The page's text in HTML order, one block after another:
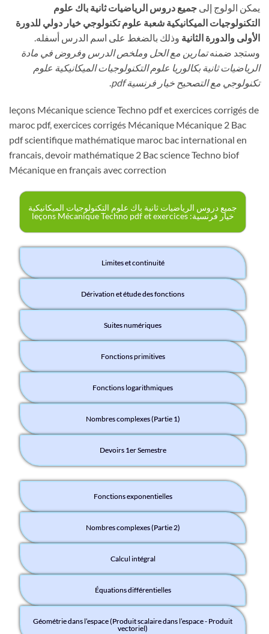
يمكن الولوج إلى جميع دروس الرياضيات ثانية باك علوم
التكنولوجيات الميكانيكية شعبة علوم تكنولوجي خيار دولي للدورة
الأولى والدورة الثانية وذلك بالضغط على اسم الدرس أسفله.
وستجد ضمنهتمارين مع الحل وملخص الدرس وفروض في مادة
الرياضيات ثانية بكالوريا علوم التكنولوجيات الميكانيكية علوم
تكنولوجي مع التصحيح خيار فرنسية pdf
leçons Mécanique science Techno pdf et exercices corrigés de
maroc pdf, exercices corrigés Mécanique Mécanique 2 Bac
pdf scientifique mathématique maroc bac international en
francais, devoir mathématique 2 Bac science Techno biof
Mécanique en français avec correction
جميع دروس الرياضيات ثانية باك علوم التكنولوجيات الميكانيكية
خيار فرنسية: leçons Mécanique Techno pdf et exercices
Limites et continuité
Dérivation et étude des fonctions
Suites numériques
Fonctions primitives
Fonctions logarithmiques
Nombres complexes (Partie 1)
Devoirs 1er Semestre
Fonctions exponentielles
Nombres complexes (Partie 2)
Calcul intégral
Équations différentielles
Géométrie dans l’espace (Produit scalaire dans l’espace - Produit
vectoriel)